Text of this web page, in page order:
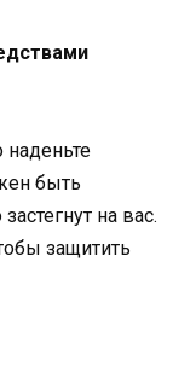
наденьте
быть
на вас.
защитить